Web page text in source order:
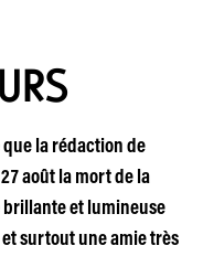
que la rédaction de
27 août la mort de la
brillante et lumineuse
surtout une amie très